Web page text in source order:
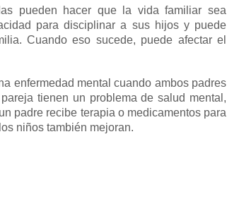
pueden hacer que la vida familiar sea
para disciplinar a sus hijos y puede
Cuando eso sucede, puede afectar el
enfermedad mental cuando ambos padres
tienen un problema de salud mental,
padre recibe terapia o medicamentos para
niños también mejoran.